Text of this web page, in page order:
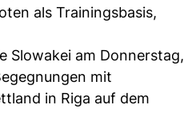
als Trainingsbasis,
Slowakei am Donnerstag,
mit
in Riga auf dem